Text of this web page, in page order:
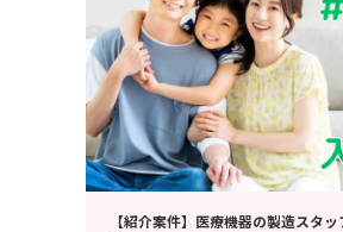
【紹介案件】医療機器の製造スタ